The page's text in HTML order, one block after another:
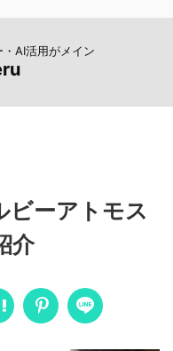
AI活用がメイン
ーアトモス
介